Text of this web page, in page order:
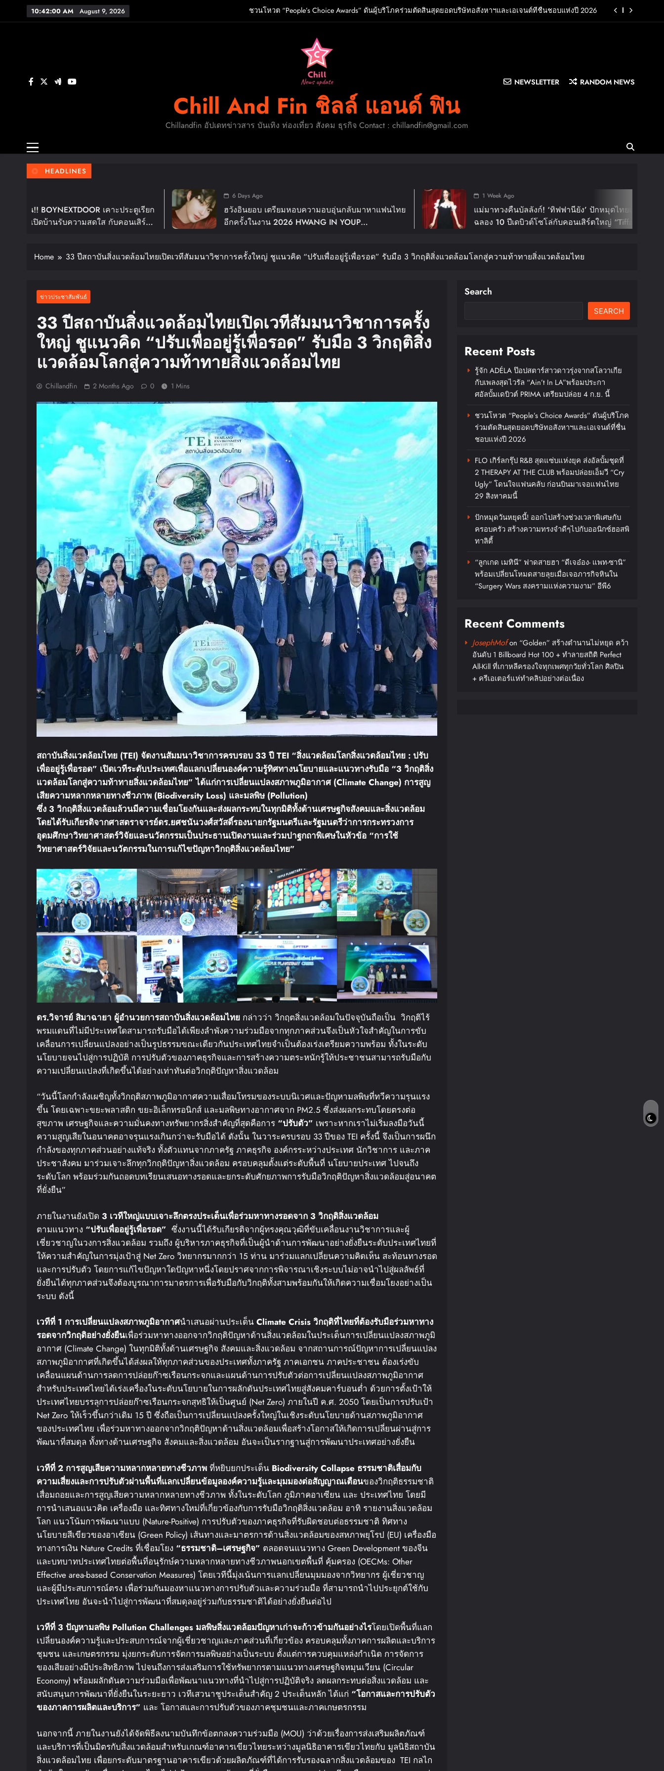
10:42:01 AM August 9, 2026
FLO เกิร์ลกรุ๊ป R&B สุดแซ่บแห่งยุค ส่งอัลบั้มชุดที่ 2 THERAPY AT THE CLUB พร้อมปล่อยเอ็มวี “Cry Ugly” โดนใจแฟนคลับ ก่อน
ปักหมุดวันหยุดนี้! ออกไปสร้างช่วงเวลาพิเศษกับครอบครัว สร้างความทรงจำดีๆไปกับออนิกซ์ฮอสพิทาลิตี้
รู้จัก ADÉLA ป๊อปสตาร์สาวดาวรุ่งจากสโลวาเกีย กับเพลงสุดไวรัล “Ain’t In LA”พร้อมประกาศอัลบั้มเดบิวต์ PRIMA เตรียมปล่อย
ชวนโหวต “People’s Choice Awards” ดันผู้บริโภคร่วมตัดสินสุดยอดบริษัทอสังหาฯและเอเจนต์ที่ชื่นชอบแห่งปี 2026
FLO เกิร์ลกรุ๊ป R&B สุดแซ่บแห่งยุค ส่งอัลบั้มชุดที่ 2 THERAPY AT THE CLUB พร้อมปล่อยเอ็มวี “Cry Ugly” โดนใจแฟนคลับ ก่อน
ปักหมุดวันหยุดนี้! ออกไปสร้างช่วงเวลาพิเศษกับครอบครัว สร้างความทรงจำดีๆไปกับออนิกซ์ฮอสพิทาลิตี้
Chill And Fin ชิลล์ แอนด์ ฟิน
Chillandfin อัปเดทข่าวสาร บันเทิง ท่องเที่ยว สังคม ธุรกิจ Contact : chillandfin@gmail.com
NEWSLETTER RANDOM NEWS
HEADLINES
เคาะประตูเรียก
ดใส กับคอนเสิร์ต
6 Days Ago
ฮวังอินยอบ เตรียมหอบความอบอุ่นกลับมาหาแฟนไทย
อีกครั้งในงาน 2026 HWANG IN YOUP
แม่มาทวงคืนบัลลังก์! ‘ทิฟฟานียัง’ ปักหมุดไทยแลนด์
ฉลอง 10 ปีเดบิวต์โซโล่กับคอนเสิร์ตใหญ่ “Tiffany
Home 33 ปีสถาบันสิ่งแวดล้อมไทยเปิดเวทีสัมมนาวิชาการครั้งใหญ่ ชูแนวคิด “ปรับเพื่ออยู่รู้เพื่อรอด” รับมือ 3 วิกฤติสิ่งแวดล้อมโลกสู่ความท้าทายสิ่งแวดล้อมไทย
ข่าวประชาสัมพันธ์
33 ปีสถาบันสิ่งแวดล้อมไทยเปิดเวทีสัมมนาวิชาการครั้ง
ใหญ่ ชูแนวคิด “ปรับเพื่ออยู่รู้เพื่อรอด” รับมือ 3 วิกฤติสิ่ง
แวดล้อมโลกสู่ความท้าทายสิ่งแวดล้อมไทย
Chillandfin 2 Months Ago 0 1 Mins
สถาบันสิ่งแวดล้อมไทย (TEI) จัดงานสัมมนาวิชาการครบรอบ 33ปี TEI “สิ่งแวดล้อมโลกสิ่งแวดล้อมไทย : ปรับ
เพื่ออยู่รู้เพื่อรอด” เปิดเวทีระดับประเทศเพื่อแลกเปลี่ยนองค์ความรู้ทิศทางนโยบายและแนวทางรับมือ “3 วิกฤติสิ่ง
แวดล้อมโลกสู่ความท้าทายสิ่งแวดล้อมไทย”ได้แก่การเปลี่ยนแปลงสภาพภูมิอากาศ (Climate Change) การสูญ
เสียความหลากหลายทางชีวภาพ (Biodiversity Loss) และมลพิษ (Pollution)
ซึ่ง 3 วิกฤติสิ่งแวดล้อมล้วนมีความเชื่อมโยงกันและส่งผลกระทบในทุกมิติทั้งด้านเศรษฐกิจสังคมและสิ่งแวดล้อม
โดยได้รับเกียรติจากศาสตราจารย์ดร.ยศชนันวงศ์สวัสดิ์รองนายกรัฐมนตรีและรัฐมนตรีว่าการกระทรวงการ
อุดมศึกษาวิทยาศาสตร์วิจัยและนวัตกรรมเป็นประธานเปิดงานและร่วมปาฐกถาพิเศษในหัวข้อ “การใช้
วิทยาศาสตร์วิจัยและนวัตกรรมในการแก้ไขปัญหาวิกฤติสิ่งแวดล้อมไทย”
ดร.วิจารย์ สิมาฉายา ผู้อำนวยการสถาบันสิ่งแวดล้อมไทย กล่าวว่า วิกฤตสิ่งแวดล้อมในปัจจุบันถือเป็น วิกฤติไร้
พรมแดนที่ไม่มีประเทศใดสามารถรับมือได้เพียงลำพังความร่วมมือจากทุกภาคส่วนจึงเป็นหัวใจสำคัญในการขับ
เคลื่อนการเปลี่ยนแปลงอย่างเป็นรูปธรรมขณะเดียวกันประเทศไทยจำเป็นต้องเร่งเตรียมความพร้อม ทั้งในระดับ
นโยบายจนไปสู่การปฏิบัติ การปรับตัวของภาคธุรกิจและการสร้างความตระหนักรู้ให้ประชาชนสามารถรับมือกับ
ความเปลี่ยนแปลงที่เกิดขึ้นได้อย่างเท่าทันต่อวิกฤติปัญหาสิ่งแวดล้อม
“วันนี้โลกกำลังเผชิญทั้งวิกฤติสภาพภูมิอากาศความเสื่อมโทรมของระบบนิเวศและปัญหามลพิษที่ทวีความรุนแรง
ขึ้น โดยเฉพาะขยะพลาสติก ขยะอิเล็กทรอนิกส์ และมลพิษทางอากาศจาก PM2.5 ซึ่งส่งผลกระทบโดยตรงต่อ
สุขภาพ เศรษฐกิจและความมั่นคงทางทรัพยากรสิ่งสำคัญที่สุดคือการ “ปรับตัว” เพราะหากเราไม่เริ่มลงมือวันนี้
ความสูญเสียในอนาคตอาจรุนแรงเกินกว่าจะรับมือได้ ดังนั้น ในวาระครบรอบ 33 ปีของ TEI ครั้งนี้ จึงเป็นการผนึก
กำลังของทุกภาคส่วนอย่างแท้จริง ทั้งตัวแทนจากภาครัฐ ภาคธุรกิจ องค์กรระหว่างประเทศ นักวิชาการ และภาค
ประชาสังคม มาร่วมเจาะลึกทุกวิกฤติปัญหาสิ่งแวดล้อม ครอบคลุมตั้งแต่ระดับพื้นที่ นโยบายประเทศ ไปจนถึง
ระดับโลก พร้อมร่วมกันถอดบทเรียนเสนอทางรอดและยกระดับศักยภาพการรับมือวิกฤติปัญหาสิ่งแวดล้อมสู่อนาคต
ที่ยั่งยืน”
ภายในงานยังเปิด 3 เวทีใหญ่แบบเจาะลึกตรงประเด็นเพื่อร่วมหาทางรอดจาก 3 วิกฤติสิ่งแวดล้อม
ตามแนวทาง “ปรับเพื่ออยู่รู้เพื่อรอด” ซึ่งงานนี้ได้รับเกียรติจากผู้ทรงคุณวุฒิที่ขับเคลื่อนงานวิชาการและผู้
เชี่ยวชาญในวงการสิ่งแวดล้อม รวมถึง ผู้บริหารภาคธุรกิจที่เป็นผู้นำด้านการพัฒนาอย่างยั่งยืนระดับประเทศไทยที่
ให้ความสำคัญในการมุ่งเป้าสู่ Net Zero วิทยากรมากกว่า 15 ท่าน มาร่วมแลกเปลี่ยนความคิดเห็น สะท้อนทางรอด
และการปรับตัว โดยการแก้ไขปัญหาใดปัญหาหนึ่งโดยปราศจากการพิจารณาเชิงระบบไม่อาจนำไปสู่ผลลัพธ์ที่
ยั่งยืนได้ทุกภาคส่วนจึงต้องบูรณาการมาตรการเพื่อรับมือกับวิกฤติทั้งสามพร้อมกันให้เกิดความเชื่อมโยงอย่างเป็น
ระบบ ดังนี้
เวทีที่ 1 การเปลี่ยนแปลงสภาพภูมิอากาศนำเสนอผ่านประเด็น Climate Crisis วิกฤติที่ไทยที่ต้องรับมือร่วมหาทาง
รอดจากวิกฤติอย่างยั่งยืนเพื่อร่วมหาทางออกจากวิกฤติปัญหาด้านสิ่งแวดล้อมในประเด็นการเปลี่ยนแปลงสภาพภูมิ
อากาศ (Climate Change) ในทุกมิติทั้งด้านเศรษฐกิจ สังคมและสิ่งแวดล้อม จากสถานการณ์ปัญหาการเปลี่ยนแปลง
สภาพภูมิอากาศที่เกิดขึ้นได้ส่งผลให้ทุกภาคส่วนของประเทศทั้งภาครัฐ ภาคเอกชน ภาคประชาชน ต้องเร่งขับ
เคลื่อนแผนด้านการลดการปล่อยก๊าซเรือนกระจกและแผนด้านการปรับตัวต่อการเปลี่ยนแปลงสภาพภูมิอากาศ
สำหรับประเทศไทยได้เร่งเครื่องในระดับนโยบายในการผลักดันประเทศไทยสู่สังคมคาร์บอนต่ำ ด้วยการตั้งเป้าให้
ประเทศไทยบรรลุการปล่อยก๊าซเรือนกระจกสุทธิให้เป็นศูนย์ (Net Zero) ภายในปี ค.ศ. 2050 โดยเป็นการปรับเป้า
Net Zero ให้เร็วขึ้นกว่าเดิม 15 ปี ซึ่งถือเป็นการเปลี่ยนแปลงครั้งใหญ่ในเชิงระดับนโยบายด้านสภาพภูมิอากาศ
ของประเทศไทย เพื่อร่วมหาทางออกจากวิกฤติปัญหาด้านสิ่งแวดล้อมเพื่อสร้างโอกาสให้เกิดการเปลี่ยนผ่านสู่การ
พัฒนาที่สมดุล ทั้งทางด้านเศรษฐกิจ สังคมและสิ่งแวดล้อม อันจะเป็นรากฐานสู่การพัฒนาประเทศอย่างยั่งยืน
เวทีที่ 2 การสูญเสียความหลากหลายทางชีวภาพ ที่หยิบยกประเด็น Biodiversity Collapse ธรรมชาติเสื่อมกับ
ความเสี่ยงและการปรับตัวผ่านพื้นที่แลกเปลี่ยนข้อมูลองค์ความรู้และมุมมองต่อสัญญาณเตือนของวิกฤติธรรมชาติ
เสื่อมถอยและการสูญเสียความหลากหลายทางชีวภาพ ทั้งในระดับโลก ภูมิภาคอาเซียน และ ประเทศไทย โดยมี
การนำเสนอแนวคิด เครื่องมือ และทิศทางใหม่ที่เกี่ยวข้องกับการรับมือวิกฤติสิ่งแวดล้อม อาทิ รายงานสิ่งแวดล้อม
โลก แนวโน้มการพัฒนาแบบ (Nature-Positive) การปรับตัวของภาคธุรกิจที่รับผิดชอบต่อธรรมชาติ ทิศทาง
นโยบายสีเขียวของอาเซียน (Green Policy) เส้นทางและมาตรการด้านสิ่งแวดล้อมของสหภาพยุโรป (EU) เครื่องมือ
ทางการเงิน Nature Credits ที่เชื่อมโยง “ธรรมชาติ–เศรษฐกิจ” ตลอดจนแนวทาง Green Development ของจีน
และบทบาทประเทศไทยต่อพื้นที่อนุรักษ์ความหลากหลายทางชีวภาพนอกเขตพื้นที่ คุ้มครอง (OECMs: Other
Effective area-based Conservation Measures) โดยเวทีนี้มุ่งเน้นการแลกเปลี่ยนมุมมองจากวิทยากร ผู้เชี่ยวชาญ
และผู้มีประสบการณ์ตรง เพื่อร่วมกันมองหาแนวทางการปรับตัวและความร่วมมือ ที่สามารถนำไปประยุกต์ใช้กับ
ประเทศไทย อันจะนำไปสู่การพัฒนาที่สมดุลอยู่ร่วมกับธรรมชาติได้อย่างยั่งยืนต่อไป
เวทีที่ 3 ปัญหามลพิษ Pollution Challenges มลพิษสิ่งแวดล้อมปัญหาเก่าจะก้าวข้ามกันอย่างไรโดยเปิดพื้นที่แลก
เปลี่ยนองค์ความรู้และประสบการณ์จากผู้เชี่ยวชาญและภาคส่วนที่เกี่ยวข้อง ครอบคลุมทั้งภาคการผลิตและบริการ
ชุมชน และเกษตรกรรม มุ่งยกระดับการจัดการมลพิษอย่างเป็นระบบ ตั้งแต่การควบคุมแหล่งกำเนิด การจัดการ
ของเสียอย่างมีประสิทธิภาพ ไปจนถึงการส่งเสริมการใช้ทรัพยากรตามแนวทางเศรษฐกิจหมุนเวียน (Circular
Economy) พร้อมผลักดันความร่วมมือเพื่อพัฒนาแนวทางที่นำไปสู่การปฏิบัติจริง ลดผลกระทบต่อสิ่งแวดล้อม และ
สนับสนุนการพัฒนาที่ยั่งยืนในระยะยาว เวทีเสวนาชูประเด็นสำคัญ 2 ประเด็นหลัก ได้แก่ “โอกาสและการปรับตัว
ของภาคการผลิตและบริการ” และ โอกาสและการปรับตัวของภาคชุมชนและภาคเกษตรกรรม
นอกจากนี้ ภายในงานยังได้จัดพิธีลงนามบันทึกข้อตกลงความร่วมมือ (MOU) ว่าด้วยเรื่องการส่งเสริมผลิตภัณฑ์
และบริการที่เป็นมิตรกับสิ่งแวดล้อมสำหรับเกณฑ์อาคารเขียวไทยระหว่างมูลนิธิอาคารเขียวไทยกับ มูลนิธิสถาบัน
สิ่งแวดล้อมไทย เพื่อยกระดับมาตรฐานอาคารเขียวด้วยผลิตภัณฑ์ที่ได้การรับรองฉลากสิ่งแวดล้อมของ TEI กลไก
Search
SEARCH
Recent Posts
รู้จัก ADÉLA ป๊อปสตาร์สาวดาวรุ่งจากสโลวาเกีย
กับเพลงสุดไวรัล “Ain’t In LA”พร้อมประกา
ศอัลบั้มเดบิวต์ PRIMA เตรียมปล่อย 4 ก.ย. นี้
ชวนโหวต “People’s Choice Awards” ดันผู้บริโภค
ร่วมตัดสินสุดยอดบริษัทอสังหาฯและเอเจนต์ที่ชื่น
ชอบแห่งปี 2026
FLO เกิร์ลกรุ๊ป R&B สุดแซ่บแห่งยุค ส่งอัลบั้มชุดที่
2 THERAPY AT THE CLUB พร้อมปล่อยเอ็มวี “Cry
Ugly” โดนใจแฟนคลับ ก่อนบินมาเจอแฟนไทย
29 สิงหาคมนี้
ปักหมุดวันหยุดนี้! ออกไปสร้างช่วงเวลาพิเศษกับ
ครอบครัว สร้างความทรงจำดีๆไปกับออนิกซ์ฮอสพิ
ทาลิตี้
“ลูกเกด เมทินี” ฟาดสายฮา “ดีเจอ๋อง- แพท-ซานิ”
พร้อมเปลี่ยนโหมดสายลุยเมื่อเจอภารกิจหินใน
“Surgery Wars สงครามแห่งความงาม” อีพี6
Recent Comments
JosephMofon “Golden” สร้างตำนานไม่หยุด คว้า
อันดับ 1 Billboard Hot 100 + ทำลายสถิติ Perfect
All-Kill ที่เกาหลีครองใจทุกเพศทุกวัยทั่วโลก ศิลปิน
+ ครีเอเตอร์แห่ทำคลิปอย่างต่อเนื่อง